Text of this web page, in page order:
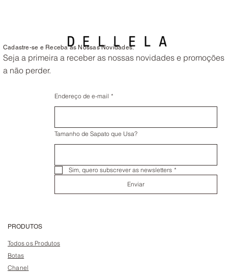
Cadastre-se e Receba as Nossas Novidades.
Seja a primeira a receber as nossas novidades e promoções
a não perder.
Endereço de e-mail *
Tamanho de Sapato que Usa?
Sim, quero subscrever as newsletters *
Enviar
PRODUTOS
Todos os Produtos
Botas
Chanel